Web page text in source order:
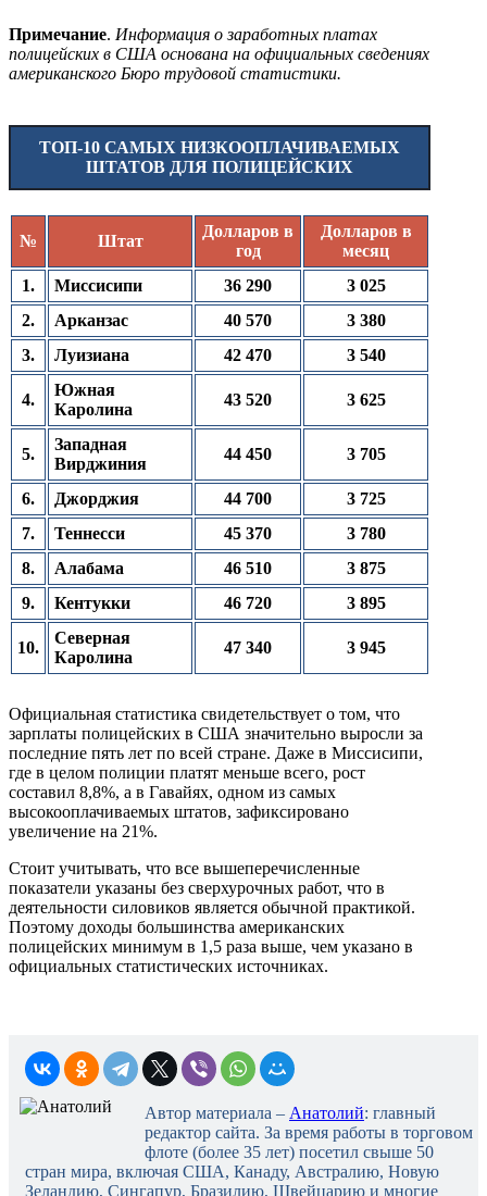
Примечание. Информация о заработных платах
полицейских в США основана на официальных сведениях
американского Бюро трудовой статистики.
ТОП-10 САМЫХ НИЗКООПЛАЧИВАЕМЫХ
ШТАТОВ ДЛЯ ПОЛИЦЕЙСКИХ
№ Штат
Долларов в
год
Долларов в
месяц
1.
Миссисипи 36 290
3 025
2.
Арканзас 40 570
3 380
3.
Луизиана 42 470 3 540
4.
Южная
Каролина
43 520 3 625
5.
Западная
Вирджиния
44 450 3 705
6. Джорджия 44 700
3 725
7.
Теннесси 45 370
3 780
8.
Алабама 46 510
3 875
9.
Кентукки 46 720 3 895
10.
Северная
Каролина
47 340 3 945
Официальная статистика свидетельствует о том, что
зарплаты полицейских в США значительно выросли за
последние пять лет по всей стране. Даже в Миссисипи,
где в целом полиции платят меньше всего, рост
составил 8,8%, а в Гавайях, одном из самых
высокооплачиваемых штатов, зафиксировано
увеличение на 21%.
Стоит учитывать, что все вышеперечисленные
показатели указаны без сверхурочных работ, что в
деятельности силовиков является обычной практикой.
Поэтому доходы большинства американских
полицейских минимум в 1,5 раза выше, чем указано в
официальных статистических источниках.
Автор материала – Анатолий: главный
редактор сайта. За время работы в торговом
флоте (более 35 лет) посетил свыше 50
стран мира, включая США, Канаду, Австралию, Новую
Зеландию, Сингапур, Бразилию, Швейцарию и многие